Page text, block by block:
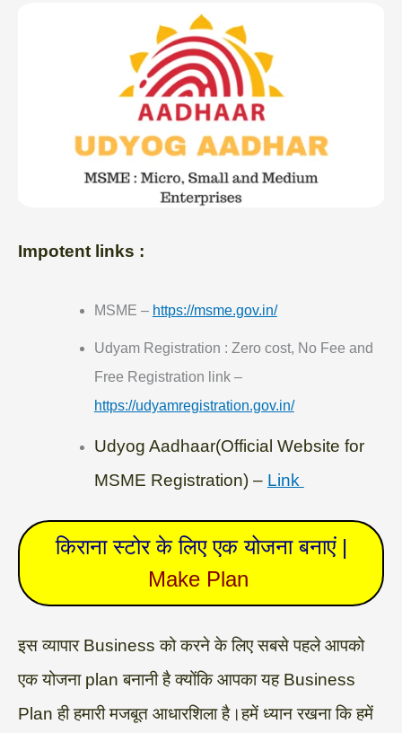
Impotent links :
MSME – https://msme.gov.in/
Udyam Registration : Zero cost, No Fee and
Free Registration link –
https://udyamregistration.gov.in/
Udyog Aadhaar(Official Website for
MSME Registration) – Link
किराना स्टोर के लिए एक योजना बनाएं |
Make Plan
इस व्यापार Business को करने के लिए सबसे पहले आपको
एक योजना plan बनानी है क्योंकि आपका यह Business
Plan ही हमारी मजबूत आधारशिला है।हमें ध्यान रखना कि हमें